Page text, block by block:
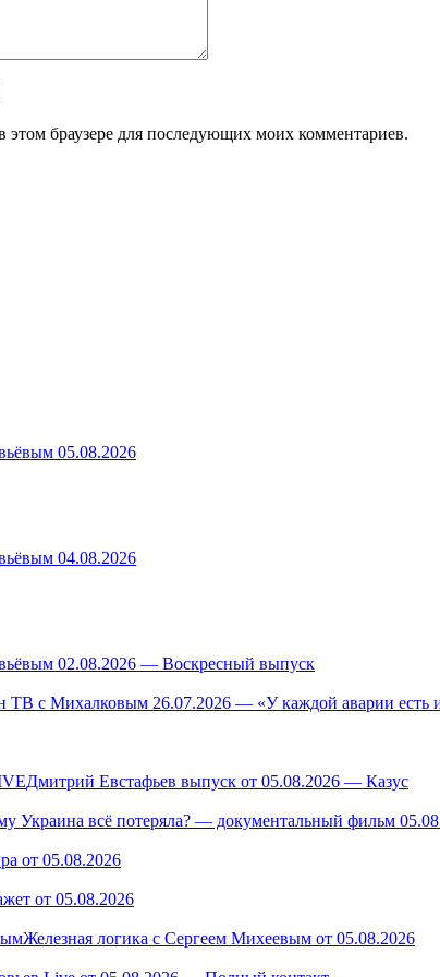
этом браузере для последующих моих комментариев.
05.08.2026
04.08.2026
02.08.2026 — Воскресный выпуск
ТВ с Михалковым 26.07.2026 — «У каждой аварии есть
Дмитрий Евстафьев выпуск от 05.08.2026 — Казус
Украина всё потеряла? — документальный фильм
от 05.08.2026
от 05.08.2026
Железная логика с Сергеем Михеевым от 05.08.2026